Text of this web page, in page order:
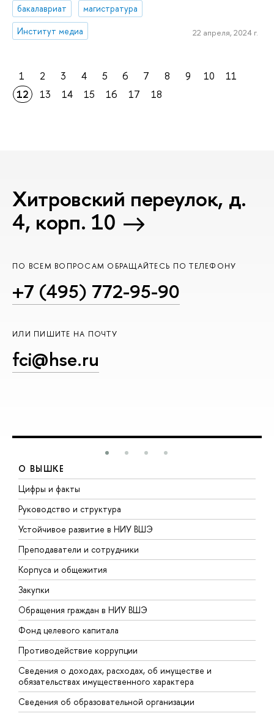
бакалавриат
магистратура
Институт медиа
22 апреля, 2024 г.
1 2 3 4 5 6 7 8 9 10
11
12
13 14 15 16 17 18
Хитровский переулок, д.
4, корп. 10
ПО ВСЕМ ВОПРОСАМ ОБРАЩАЙТЕСЬ ПО ТЕЛЕФОНУ
+7 (495) 772-95-90
ИЛИ ПИШИТЕ НА ПОЧТУ
fci@hse.ru
О ВЫШКЕ
Цифры и факты
Руководство и структура
Устойчивое развитие в НИУ ВШЭ
Преподаватели и сотрудники
Корпуса и общежития
Закупки
Обращения граждан в НИУ ВШЭ
Фонд целевого капитала
Противодействие коррупции
Сведения о доходах, расходах, об имуществе и
обязательствах имущественного характера
Сведения об образовательной организации